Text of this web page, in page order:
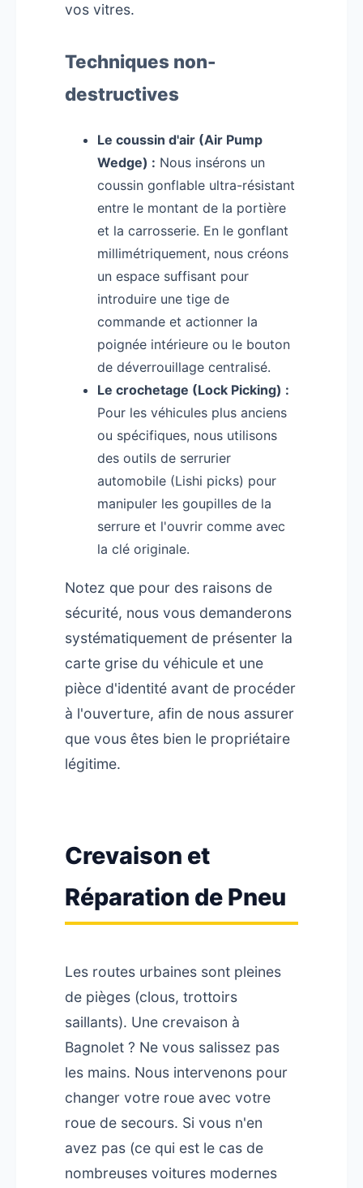
vos vitres.
Techniques non-
destructives
Le coussin d'air (Air Pump
Wedge) : Nous insérons un
coussin gonflable ultra-résistant
entre le montant de la portière
et la carrosserie. En le gonflant
millimétriquement, nous créons
un espace suffisant pour
introduire une tige de
commande et actionner la
poignée intérieure ou le bouton
de déverrouillage centralisé.
Le crochetage (Lock Picking) :
Pour les véhicules plus anciens
ou spécifiques, nous utilisons
des outils de serrurier
automobile (Lishi picks) pour
manipuler les goupilles de la
serrure et l'ouvrir comme avec
la clé originale.
Notez que pour des raisons de
sécurité, nous vous demanderons
systématiquement de présenter la
carte grise du véhicule et une
pièce d'identité avant de procéder
à l'ouverture, afin de nous assurer
que vous êtes bien le propriétaire
légitime.
Crevaison et
Réparation de Pneu
Les routes urbaines sont pleines
de pièges (clous, trottoirs
saillants). Une crevaison à
Bagnolet ? Ne vous salissez pas
les mains. Nous intervenons pour
changer votre roue avec votre
roue de secours. Si vous n'en
avez pas (ce qui est le cas de
nombreuses voitures modernes